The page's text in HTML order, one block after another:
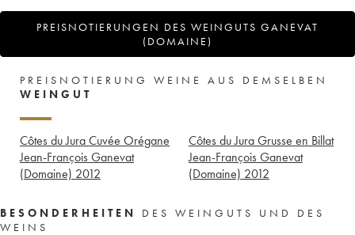
PREISNOTIERUNGEN DES WEINGUTS GANEVAT
(DOMAINE)
PREISNOTIERUNG WEINE AUS DEMSELBEN
WEINGUT
Côtes du Jura Cuvée Orégane
Jean-François Ganevat
(Domaine) 2012
Côtes du Jura Grusse en Billat
Jean-François Ganevat
(Domaine) 2012
BESONDERHEITEN
DES WEINGUTS UND DES
WEINS